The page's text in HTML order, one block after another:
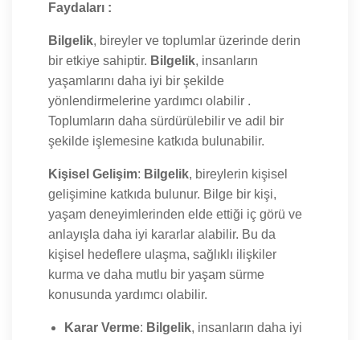
Faydaları :
Bilgelik, bireyler ve toplumlar üzerinde derin
bir etkiye sahiptir. Bilgelik, insanların
yaşamlarını daha iyi bir şekilde
yönlendirmelerine yardımcı olabilir .
Toplumların daha sürdürülebilir ve adil bir
şekilde işlemesine katkıda bulunabilir.
Kişisel Gelişim: Bilgelik, bireylerin kişisel
gelişimine katkıda bulunur. Bilge bir kişi,
yaşam deneyimlerinden elde ettiği iç görü ve
anlayışla daha iyi kararlar alabilir. Bu da
kişisel hedeflere ulaşma, sağlıklı ilişkiler
kurma ve daha mutlu bir yaşam sürme
konusunda yardımcı olabilir.
Karar Verme: Bilgelik, insanların daha iyi